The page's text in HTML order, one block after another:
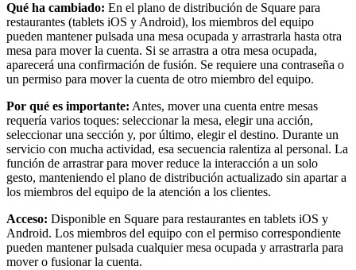
Facturas
Pedidos en línea
Tienda virtual
Square Kiosk
Desarrolladores y soluciones
Descubrir
Marketing
Square AI
Fidelización
Directorio de clientes
Qué ha cambiado: En el plano de distribución de Square para
restaurantes (tablets iOS y Android), los miembros del equipo
pueden mantener pulsada una mesa ocupada y arrastrarla hasta otra
mesa para mover la cuenta. Si se arrastra a otra mesa ocupada,
aparecerá una confirmación de fusión. Se requiere una contraseña o
un permiso para mover la cuenta de otro miembro del equipo.
Por qué es importante: Antes, mover una cuenta entre mesas
requería varios toques: seleccionar la mesa, elegir una acción,
seleccionar una sección y, por último, elegir el destino. Durante un
servicio con mucha actividad, esa secuencia ralentiza al personal. La
función de arrastrar para mover reduce la interacción a un solo
gesto, manteniendo el plano de distribución actualizado sin apartar a
los miembros del equipo de la atención a los clientes.
Acceso: Disponible en Square para restaurantes en tablets iOS y
Android. Los miembros del equipo con el permiso correspondiente
pueden mantener pulsada cualquier mesa ocupada y arrastrarla para
mover o fusionar la cuenta.